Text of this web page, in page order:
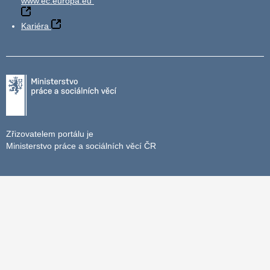
Kariéra
Zřizovatelem portálu je
Ministerstvo práce a sociálních věcí ČR